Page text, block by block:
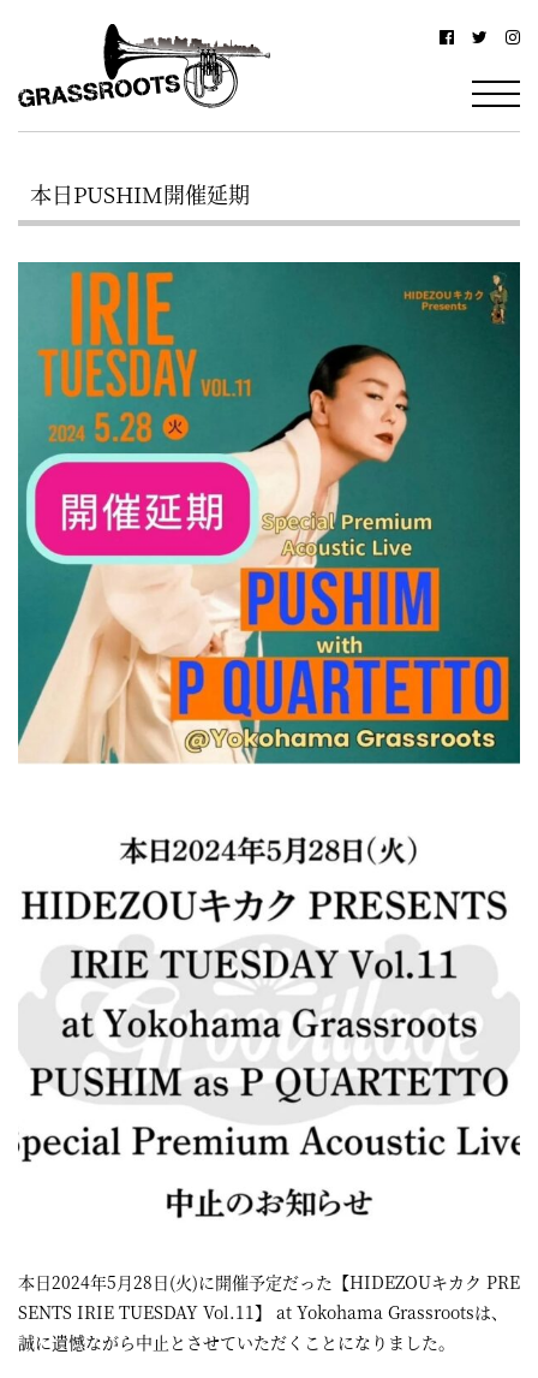
浜
グ
ス
ル
ツ
YOKOHAMA
Grassroots
–
駅
北
西
口
か
徒
歩
約
3
分・
鶴
屋
に
あ
る
ダ
ン
グ
バ
ー
本日PUSHIM開催延期
本日2024年5月28日(火)に開催予定だった【HIDEZOUキカク PRE
SENTS IRIE TUESDAY Vol.11】 at Yokohama Grassrootsは、
誠に遺憾ながら中止とさせていただくことになりました。